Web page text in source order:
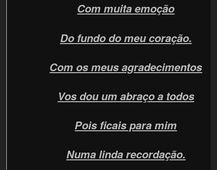
Com muita emoção
Do fundo do meu coração.
Com os meus agradecimentos
Vos dou um abraço a todos
Pois ficais para mim
Numa linda recordação.